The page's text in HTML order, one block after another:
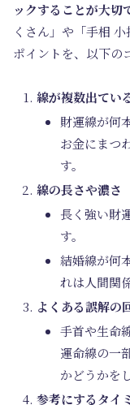
ックすることが大切
くさん」や「手相
ポイントを、以下の
線が複数出てい
財運線が何
お金にまつ
す。
線の長さや濃さ
長く強い財
す。
結婚線が何
れは人間関
よくある誤解の
手首や生命
運命線の一
かどうかを
参考にするタイ